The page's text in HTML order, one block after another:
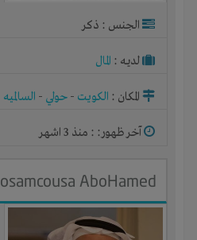
الجنس : ذكر
لديـه : المال
المكان : الكويت - حولي - السالميه
آخر ظهور: : منذ 3 اشهر
osamcousa AboHamed